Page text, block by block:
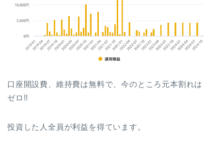
口座開設費、維持費は無料で、今のところ元本割れは
ゼロ!!
投資した人全員が利益を得ています。